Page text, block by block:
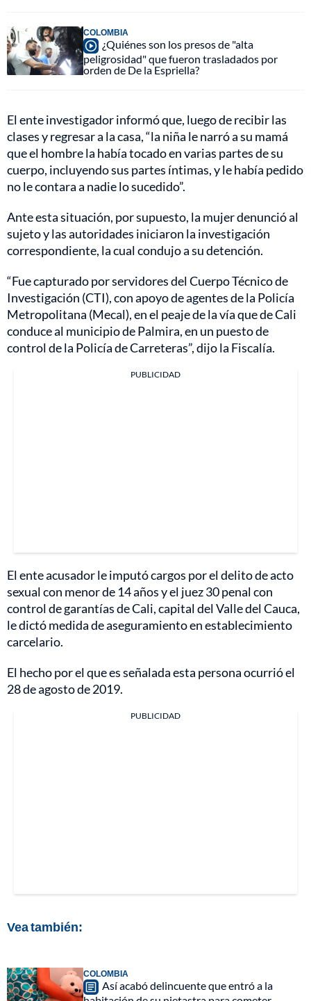
COLOMBIA
¿Quiénes son los presos de "alta
peligrosidad" que fueron trasladados por
orden de De la Espriella?
El ente investigador informó que, luego de recibir las
clases y regresar a la casa, “la niña le narró a su mamá
que el hombre la había tocado en varias partes de su
cuerpo, incluyendo sus partes íntimas, y le había pedido
no le contara a nadie lo sucedido”.
Ante esta situación, por supuesto, la mujer denunció al
sujeto y las autoridades iniciaron la investigación
correspondiente, la cual condujo a su detención.
“Fue capturado por servidores del Cuerpo Técnico de
Investigación (CTI), con apoyo de agentes de la Policía
Metropolitana (Mecal), en el peaje de la vía que de Cali
conduce al municipio de Palmira, en un puesto de
control de la Policía de Carreteras”, dijo la Fiscalía.
PUBLICIDAD
El ente acusador le imputó cargos por el delito de acto
sexual con menor de 14 años y el juez 30 penal con
control de garantías de Cali, capital del Valle del Cauca,
le dictó medida de aseguramiento en establecimiento
carcelario.
El hecho por el que es señalada esta persona ocurrió el
28 de agosto de 2019.
PUBLICIDAD
Vea también:
COLOMBIA
Así acabó delincuente que entró a la